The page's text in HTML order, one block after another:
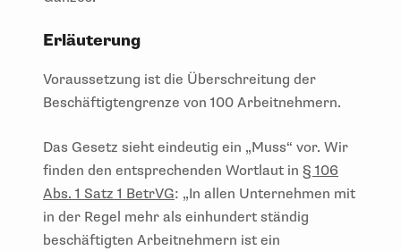
Erläuterung
Voraussetzung ist die Überschreitung der
Beschäftigtengrenze von 100 Arbeitnehmern.
Das Gesetz sieht eindeutig ein „Muss“ vor. Wir
finden den entsprechenden Wortlaut in § 106
Abs. 1 Satz 1 BetrVG: „In allen Unternehmen mit
in der Regel mehr als einhundert ständig
beschäftigten Arbeitnehmern ist ein